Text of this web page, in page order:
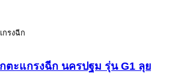
กรงฉีก
ตะแกรงฉีก นครปฐม รุ่น G1 ลุย